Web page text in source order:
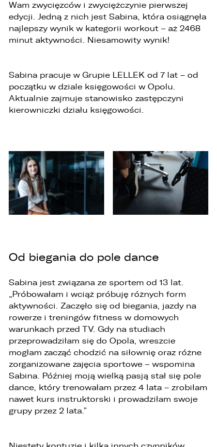
Wam zwycięzców i zwyciężczynie pierwszej
edycji. Jedną z nich jest Sabina, która osiągnęła
najlepszy wynik w kategorii workout – aż 2468
minut aktywności. Niesamowity wynik!
Sabina pracuje w Grupie LELLEK od 7 lat – od
początku w dziale księgowości w Opolu.
Aktualnie zajmuje stanowisko zastępczyni
kierowniczki działu księgowości.
Od biegania do pole dance
Sabina jest związana ze sportem od 13 lat.
„Próbowałam i wciąż próbuję różnych form
aktywności. Zaczęło się od biegania, jazdy na
rowerze i treningów fitness w domowych
warunkach przed TV. Gdy na studiach
przeprowadziłam się do Opola, wreszcie
mogłam zacząć chodzić na siłownię oraz różne
zorganizowane zajęcia sportowe – wspomina
Sabina. Później moją wielką pasją stał się pole
dance, który trenowałam przez 4 lata – zrobiłam
nawet kurs instruktorski i prowadziłam swoje
grupy przez 2 lata.”
ZASTĄP
ZASTĄP
EMAIL
W związku z realizacją wymogów
Rozporządzenia Parlamentu Europejskiego i
Rady (UE) 2016/679 z dnia 27 kwietnia 2016 r. w
przetwarzaniem danych osobowych i w sprawie
swobodnego przepływu takich danych oraz
uchylenia dyrektywy 95/46/WE (ogólne
informujemy o zasadach przetwarzania